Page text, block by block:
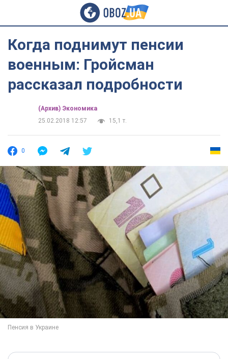
Когда поднимут пенсии
военным: Гройсман
рассказал подробности
(Архив) Экономика
25.02.2018 12:57
15,1 т.
0